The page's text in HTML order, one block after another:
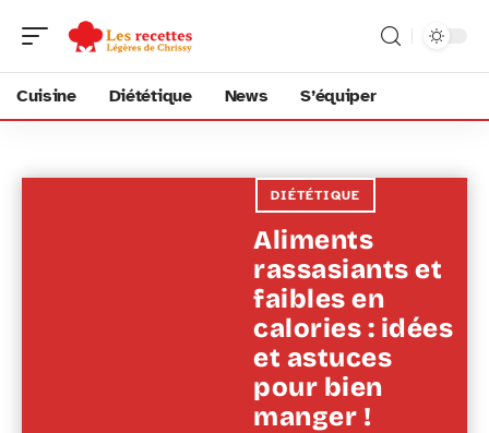
Cuisine Diététique News S’équiper
DIÉTÉTIQUE
Aliments
rassasiants et
faibles en
calories : idées
et astuces
pour bien
manger !